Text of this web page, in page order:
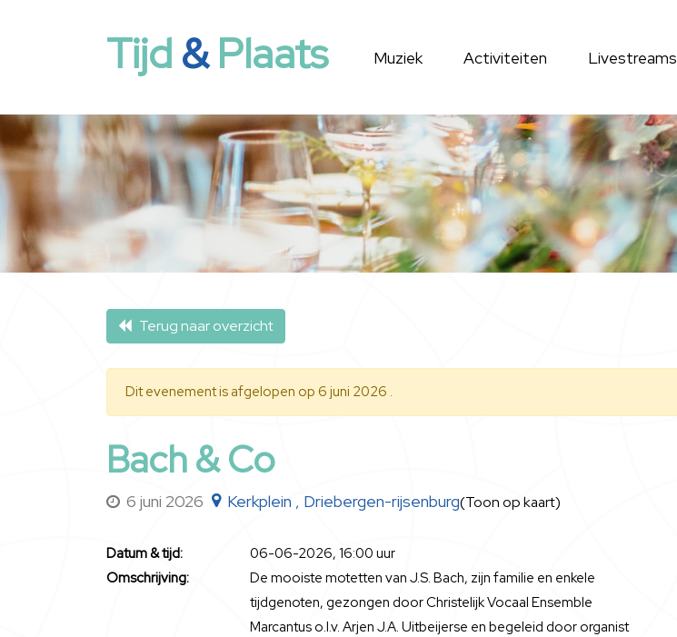
Tijd &Plaats Muziek Activiteiten Livestreams
Terug naar overzicht
Dit evenement is afgelopen op 6 juni 2026 .
Bach & Co
6 juni 2026 Kerkplein , Driebergen-rijsenburg(Toon op kaart)
Datum & tijd:
06-06-2026, 16:00 uur
Omschrijving:
De mooiste motetten van J.S. Bach, zijn familie en enkele
tijdgenoten, gezongen door Christelijk Vocaal Ensemble
Marcantus o.l.v. Arjen J.A. Uitbeijerse en begeleid door organist